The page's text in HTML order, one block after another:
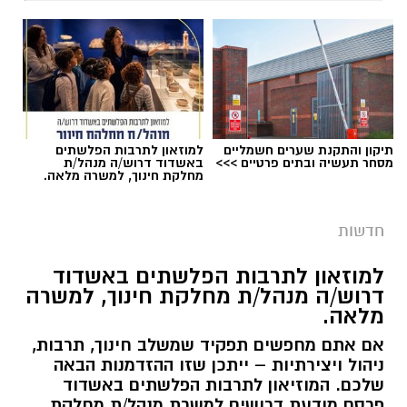
דוברות זקא
טרגדיה קשה התרחשה אחר הצהריים (חמישי)
באשקלון, כאשר פעוטה כבת שנה וחצי טבעה
בבריכה בבית פרטי. צוותי מד"א ואיחוד הצלה
תיקון והתקנת שערים חשמליים
מסחר תעשיה ובתים פרטיים >>>
למוזאון לתרבות הפלשתים
באשדוד דרוש/ה מנהל/ת
מחלקת חינוך, למשרה מלאה.
חדשות
למוזאון לתרבות הפלשתים באשדוד
דרוש/ה מנהל/ת מחלקת חינוך, למשרה
מלאה.
אם אתם מחפשים תפקיד שמשלב חינוך, תרבות,
ניהול ויצירתיות – ייתכן שזו ההזדמנות הבאה
שלכם. המוזיאון לתרבות הפלשתים באשדוד